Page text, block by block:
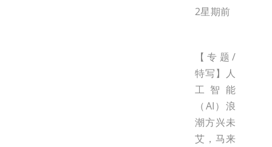
2星期前
【专题/
特写】人
工智能
（AI）浪
潮方兴未
艾，马来